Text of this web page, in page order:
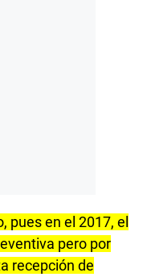
pues en el 2017, el
pero por
recepción de